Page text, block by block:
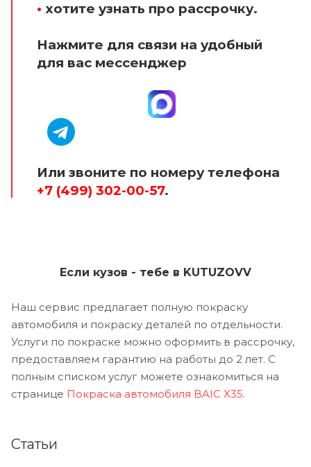
• хотите узнать про рассрочку.
Нажмите для связи на удобный
для вас мессенджер
Или звоните по номеру телефона
+7 (499) 302-00-57.
Если кузов - тебе в KUTUZOVV
Наш сервис предлагает полную покраску
автомобиля и покраску деталей по отдельности.
Услуги по покраске можно оформить в рассрочку,
предоставляем гарантию на работы до 2 лет. С
полным списком услуг можете ознакомиться на
странице Покраска автомобиля BAIC X35.
Статьи